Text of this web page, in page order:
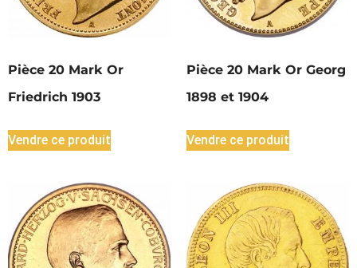
Pièce 20 Mark Or
Friedrich 1903
Vendre ce produit
Pièce 20 Mark Or Georg
1898 et 1904
Vendre ce produit